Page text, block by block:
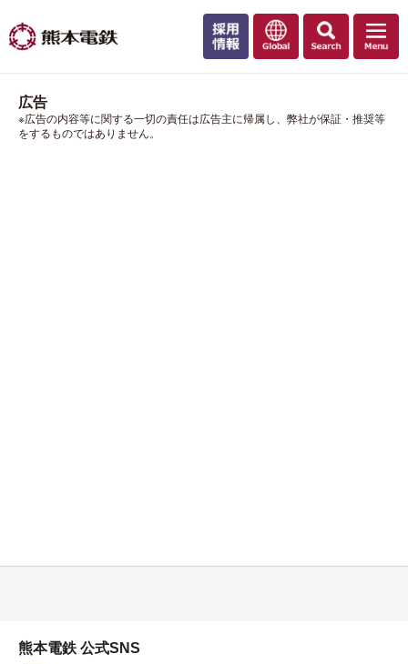
広告
※広告の内容等に関する一切の責任は広告主に帰属し、弊社が保証・推奨等
をするものではありません。
熊本電鉄 公式SNS